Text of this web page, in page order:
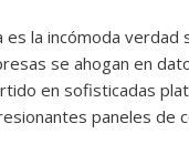
es la incómoda verdad
se ahogan en
en sofisticadas
paneles de